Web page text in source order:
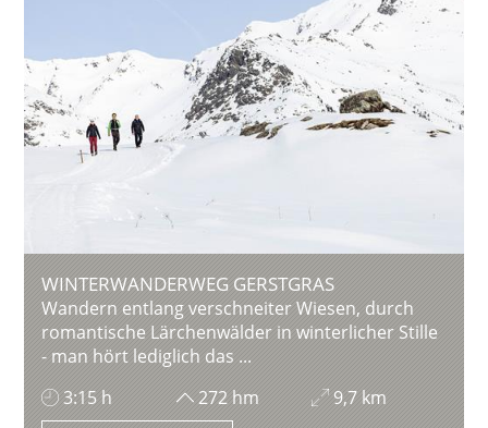
WINTERWANDERWEG GERSTGRAS
Wandern entlang verschneiter Wiesen, durch
romantische Lärchenwälder in winterlicher Stille
- man hört lediglich das ...
3:15 h
272 hm
9,7 km